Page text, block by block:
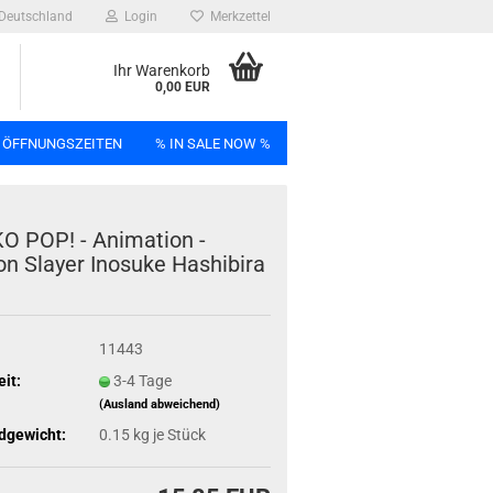
Deutschland Login Merkzettel
Ihr Warenkorb
0,00 EUR
% IN SALE NOW %
POP! - Ani­ma­ti­on -
Slay­er Ino­suke Ha­shi­bi­ra
11443
3-4 Tage
(Ausland abweichend)
0.15kg je Stück